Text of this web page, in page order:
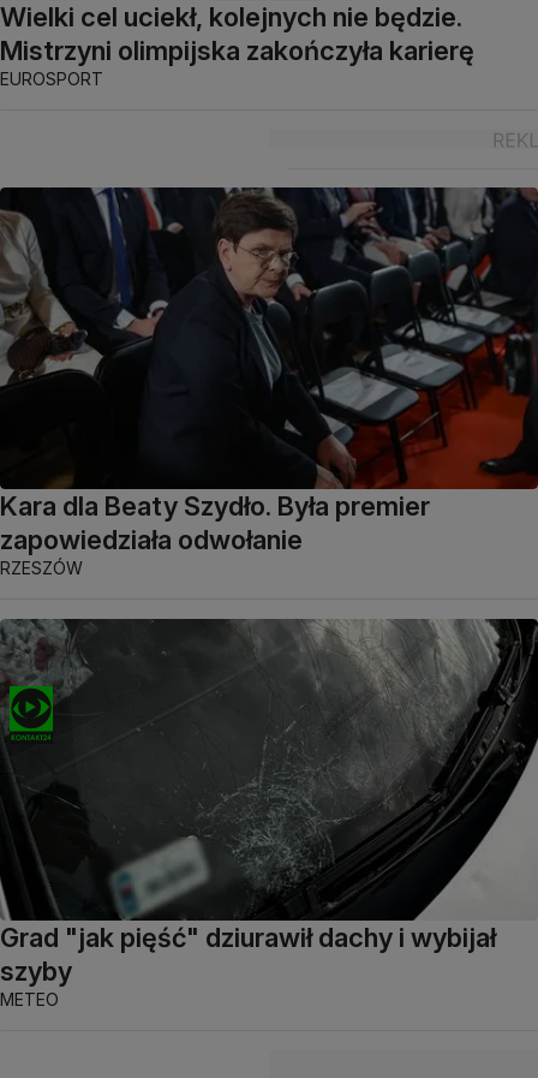
Wielki cel uciekł, kolejnych nie będzie.
Mistrzyni olimpijska zakończyła karierę
EUROSPORT
Kara dla Beaty Szydło. Była premier
zapowiedziała odwołanie
RZESZÓW
Grad "jak pięść" dziurawił dachy i wybijał
szyby
METEO